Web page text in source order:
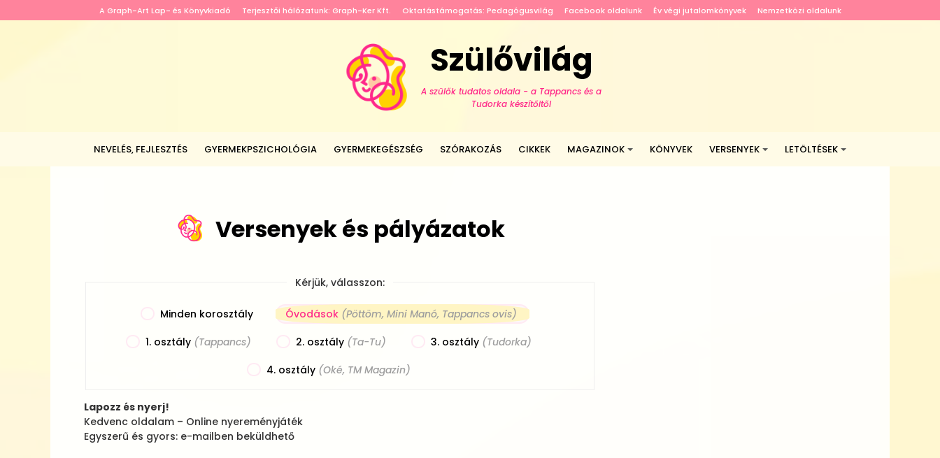
A Graph-Art Lap- és Könyvkiadó Terjesztői hálózatunk: Graph-Ker Kft. Oktatástámogatás: Pedagógusvilág Facebook oldalunk Év végi jutalomkönyvek Nemzetközi oldalunk
Szülővilág
A szülők tudatos oldala - a Tappancs és a
Tudorka készítőitől
NEVELÉS, FEJLESZTÉS GYERMEKPSZICHOLÓGIA GYERMEKEGÉSZSÉG SZÓRAKOZÁS CIKKEK MAGAZINOK KÖNYVEK VERSENYEK LETÖLTÉSEK
Versenyek és pályázatok
Kérjük, válasszon:
Minden korosztály Óvodások (Pöttöm, Mini Manó, Tappancs ovis)
1. osztály (Tappancs) 2. osztály (Ta-Tu) 3. osztály (Tudorka)
4. osztály (Oké, TM Magazin)
Lapozz és nyerj!
Kedvenc oldalam – Online nyereményjáték
Egyszerű és gyors: e-mailben beküldhető